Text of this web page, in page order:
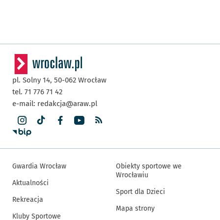
pl. Solny 14, 50-062 Wrocław
tel. 71 776 71 42
e-mail: redakcja@araw.pl
Gwardia Wrocław
Aktualności
Rekreacja
Kluby Sportowe
Obiekty sportowe we
Wrocławiu
Sport dla Dzieci
Mapa strony